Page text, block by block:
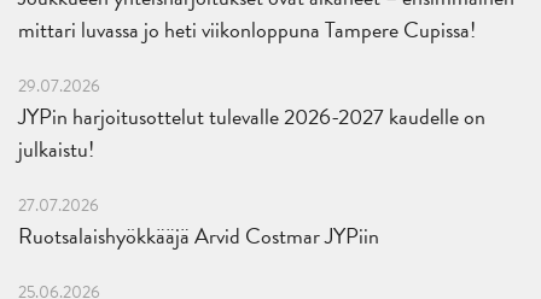
mittari luvassa jo heti viikonloppuna Tampere Cupissa!
29.07.2026
JYPin harjoitusottelut tulevalle 2026-2027 kaudelle on
julkaistu!
27.07.2026
Ruotsalaishyökkääjä Arvid Costmar JYPiin
25.06.2026